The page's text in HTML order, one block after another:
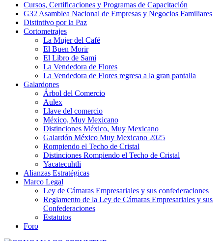
Cursos, Certificaciones y Programas de Capacitación
G32 Asamblea Nacional de Empresas y Negocios Familiares
Distintivo por la Paz
Cortometrajes
La Mujer del Café
El Buen Morir
El Libro de Sami
La Vendedora de Flores
La Vendedora de Flores regresa a la gran pantalla
Galardones
Árbol del Comercio
Aulex
Llave del comercio
México, Muy Mexicano
Distinciones México, Muy Mexicano
Galardón México Muy Mexicano 2025
Rompiendo el Techo de Cristal
Distinciones Rompiendo el Techo de Cristal
Yacatecuhtli
Alianzas Estratégicas
Marco Legal
Ley de Cámaras Empresariales y sus confederaciones
Reglamento de la Ley de Cámaras Empresariales y sus
Confederaciones
Estatutos
Foro